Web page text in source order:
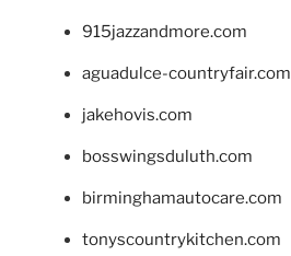
915jazzandmore.com
aguadulce-countryfair.com
jakehovis.com
bosswingsduluth.com
birminghamautocare.com
tonyscountrykitchen.com